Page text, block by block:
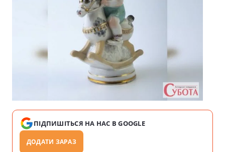
ПІДПИШІТЬСЯ НА НАС В GOOGLE
ДОДАТИ ЗАРАЗ